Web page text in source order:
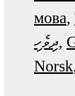
мова
ދިވެހި
Norsk